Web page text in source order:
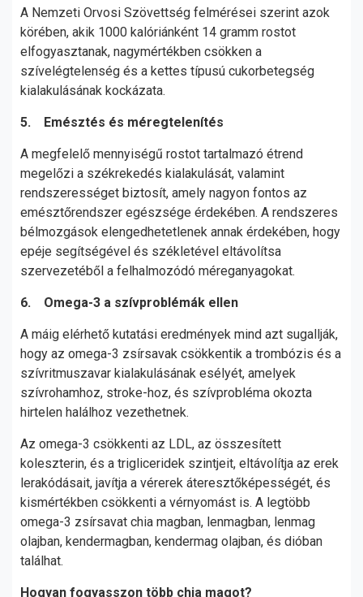
A Nemzeti Orvosi Szövettség felmérései szerint azok
körében, akik 1000 kalóriánként 14 gramm rostot
elfogyasztanak, nagymértékben csökken a
szívelégtelenség és a kettes típusú cukorbetegség
kialakulásának kockázata.
5. Emésztés és méregtelenítés
A megfelelő mennyiségű rostot tartalmazó étrend
megelőzi a székrekedés kialakulását, valamint
rendszerességet biztosít, amely nagyon fontos az
emésztőrendszer egészsége érdekében. A rendszeres
bélmozgások elengedhetetlenek annak érdekében, hogy
epéje segítségével és székletével eltávolítsa
szervezetéből a felhalmozódó méreganyagokat.
6. Omega-3 a szívproblémák ellen
A máig elérhető kutatási eredmények mind azt sugallják,
hogy az omega-3 zsírsavak csökkentik a trombózis és a
szívritmuszavar kialakulásának esélyét, amelyek
szívrohamhoz, stroke-hoz, és szívprobléma okozta
hirtelen halálhoz vezethetnek.
Az omega-3 csökkenti az LDL, az összesített
koleszterin, és a trigliceridek szintjeit, eltávolítja az erek
lerakódásait, javítja a vérerek áteresztőképességét, és
kismértékben csökkenti a vérnyomást is. A legtöbb
omega-3 zsírsavat chia magban, lenmagban, lenmag
olajban, kendermagban, kendermag olajban, és dióban
találhat.
Hogyan fogyasszon több chia magot?